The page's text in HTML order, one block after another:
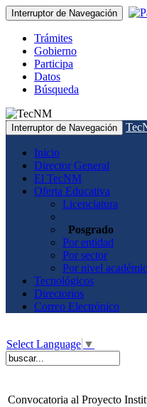
Interruptor de Navegación
Trámites
Gobierno
Participa
Datos
Búsqueda
Interruptor de Navegación
Inicio
Director General
El TecNM
Oferta Educativa
Licenciatura
Posgrado
Por entidad
Por sector
Por nivel
Tecnológicos
Directorios
Correo Electrónico
Select Language ▼
Convocatoria al Proyecto